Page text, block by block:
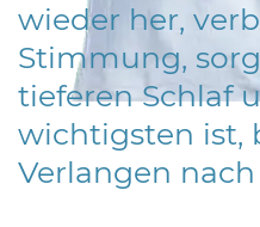
wieder her,
Stimmung,
tieferen Schlaf
wichtigsten ist,
Verlangen